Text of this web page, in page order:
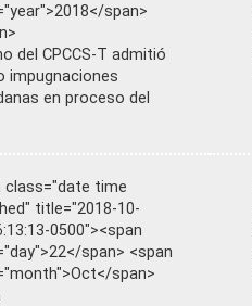
span>
del CPCCS-T admitió
impugnaciones
en proceso del
class="date time
title="2018-10-
0500"><span
span> <span
span>